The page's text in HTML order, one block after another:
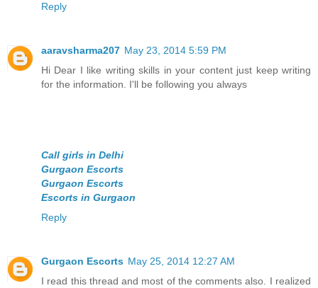
Reply
aaravsharma207 May 23, 2014 5:59 PM
Hi Dear I like writing skills in your content just keep writing
for the information. I'll be following you always
Call girls in Delhi
Gurgaon Escorts
Gurgaon Escorts
Escorts in Gurgaon
Reply
Gurgaon Escorts May 25, 2014 12:27 AM
I read this thread and most of the comments also. I realized